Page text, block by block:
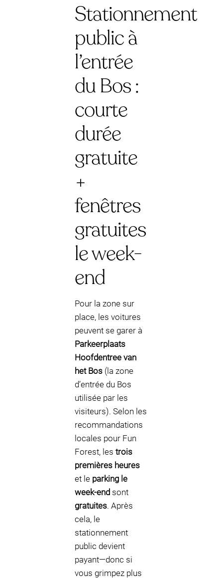
Stationnement
public à
l’entrée
du Bos :
courte
durée
gratuite
+
fenêtres
gratuites
le week-
end
Pour la zone sur
place, les voitures
peuvent se garer à
Parkeerplaats
Hoofdentree van
het Bos (la zone
d’entrée du Bos
utilisée par les
visiteurs). Selon les
recommandations
locales pour Fun
Forest, les trois
premières heures
et le parking le
week-end sont
gratuites. Après
cela, le
stationnement
public devient
payant—donc si
vous grimpez plus